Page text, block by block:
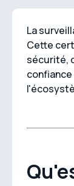
La
Cette
sécurité,